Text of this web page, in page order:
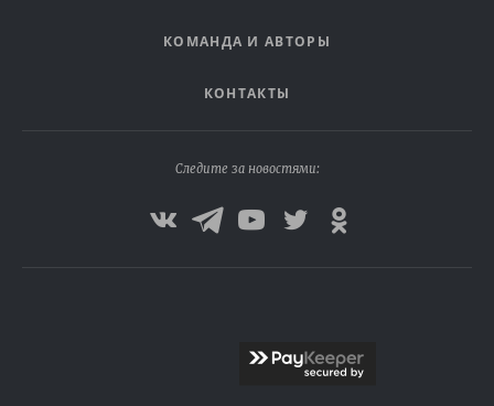
КОМАНДА И АВТОРЫ
КОНТАКТЫ
Следите за новостями: